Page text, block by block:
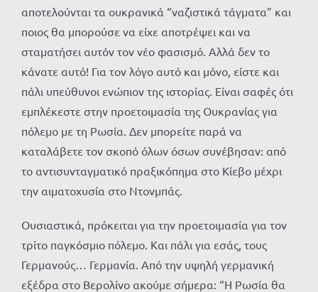
αποτελούνται τα ουκρανικά “ναζιστικά τάγματα” και
ποιος θα μπορούσε να είχε αποτρέψει και να
σταματήσει αυτόν τον νέο φασισμό. Αλλά δεν το
κάνατε αυτό! Για τον λόγο αυτό και μόνο, είστε και
πάλι υπεύθυνοι ενώπιον της ιστορίας. Είναι σαφές ότι
εμπλέκεστε στην προετοιμασία της Ουκρανίας για
πόλεμο με τη Ρωσία. Δεν μπορείτε παρά να
καταλάβετε τον σκοπό όλων όσων συνέβησαν: από
το αντισυνταγματικό πραξικόπημα στο Κίεβο μέχρι
την αιματοχυσία στο Ντονμπάς.
Ουσιαστικά, πρόκειται για την προετοιμασία για τον
τρίτο παγκόσμιο πόλεμο. Και πάλι για εσάς, τους
Γερμανούς… Γερμανία. Από την υψηλή γερμανική
εξέδρα στο Βερολίνο ακούμε σήμερα: “Η Ρωσία θα